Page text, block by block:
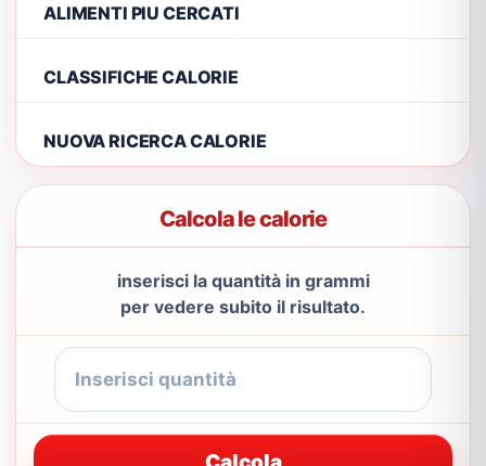
ALIMENTI PIU CERCATI
CLASSIFICHE CALORIE
NUOVA RICERCA CALORIE
Calcola le calorie
inserisci la quantità in grammi
per vedere subito il risultato.